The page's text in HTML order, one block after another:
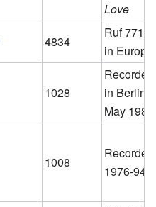
Love
4834
Ruf 7712
in Europe
1028
Recorded
in Berlin,
May 1989
1008
Recorded
1976-94